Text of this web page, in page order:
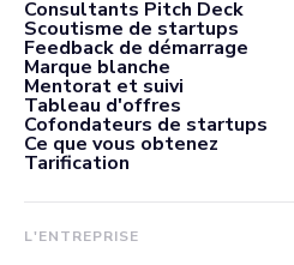
Consultants Pitch Deck
Scoutisme de startups
Feedback de démarrage
Marque blanche
Mentorat et suivi
Tableau d'offres
Cofondateurs de startups
Ce que vous obtenez
Tarification
L'ENTREPRISE